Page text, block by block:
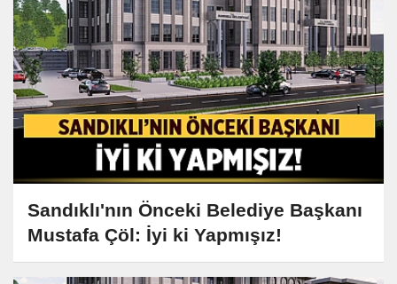
Sandıklı'nın Önceki Belediye Başkanı
Mustafa Çöl: İyi ki Yapmışız!